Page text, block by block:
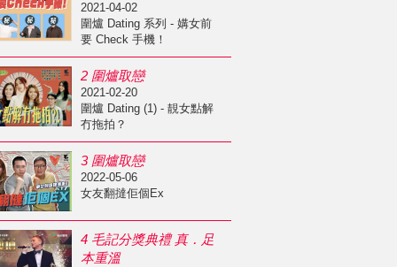
2021-04-02
圍爐 Dating 系列 - 媾女前
要 Check 手機！
2 圍爐取戀
2021-02-20
圍爐 Dating (1) - 靚女點解
冇拖拍？
3 圍爐取戀
2022-05-06
女友翻撻佢個Ex
4 毛記分獎典禮 真．足
本重溫